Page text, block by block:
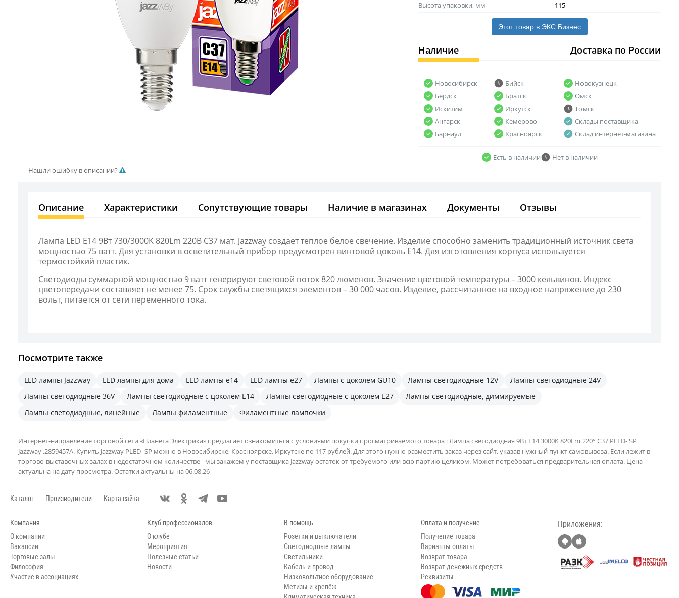
Высота упаковки, мм
115
Этот товар в ЭКС.Бизнес
Наличие Доставка по России
Новосибирск
Бердск
Искитим
Ангарск
Барнаул
Бийск
Братск
Иркутск
Кемерово
Красноярск
Новокузнецк
Омск
Томск
Склады поставщика
Склад интернет-магазина
Есть в наличии
Нет в наличии
Нашли ошибку в описании?
Описание Характеристики Сопутствующие товары Наличие в магазинах Документы Отзывы
Лампа LED E14 9Вт 730/3000K 820Lm 220В C37 мат. Jazzway создает теплое белое свечение. Изделие способно заменить традиционный источник света
мощностью 75 ватт. Для установки в осветительный прибор предусмотрен винтовой цоколь E14. Для изготовления корпуса используется
термостойкий пластик.
Светодиоды суммарной мощностью 9 ватт генерируют световой поток 820 люменов. Значение цветовой температуры – 3000 кельвинов. Индекс
цветопередачи составляет не менее 75. Срок службы светящихся элементов – 30 000 часов. Изделие, рассчитанное на входное напряжение до 230
вольт, питается от сети переменного тока.
Посмотрите также
LED лампы Jazzway LED лампы для дома LED лампы е14 LED лампы е27 Лампы с цоколем GU10 Лампы светодиодные 12V
Лампы светодиодные 24V
Лампы светодиодные 36V
Лампы светодиодные с цоколем E14 Лампы светодиодные с цоколем E27
Лампы светодиодные, диммируемые
Лампы светодиодные, линейные
Лампы филаментные Филаментные лампочки
Интернет-направление торговой сети «Планета Электрика» предлагает ознакомиться с условиями покупки просматриваемого товара : Лампа светодиодная 9Вт E14 3000K 820Lm 220° C37 PLED- SP
Jazzway .2859457A. Купить Jazzway PLED- SP можно в Новосибирске, Красноярске, Иркутске по 117 рублей. Для этого нужно разместить заказ через сайт, указав нужный пункт самовывоза. Если лежит в
торгово-выставочных залах в недостаточном количестве - мы закажем у поставщика Jazzway остаток от требуемого или всю партию целиком. Может потребоваться предварительная оплата. Цена
актуальна на дату просмотра. Остатки актуальны на 06.08.26
Каталог Производители Карта сайта
Компания
О компании
Вакансии
Торговые залы
Философия
Участие в ассоциациях
Клуб профессионалов
О клубе
Мероприятия
Полезные статьи
Новости
В помощь
Розетки и выключатели
Светодиодные лампы
Светильники
Кабель и провод
Низковольтное оборудование
Метизы и крепёж
Оплата и получение
Получение товара
Варианты оплаты
Возврат товара
Возврат денежных средств
Реквизиты
Приложения: